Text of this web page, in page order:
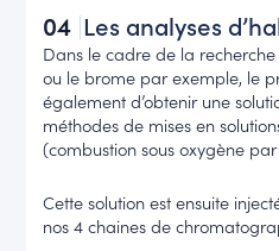
04 Les analyses
Dans le cadre de la
ou le brome par exemple, le
également d’obtenir une
méthodes de mises en
(combustion sous oxygène
Cette solution est ensuite
nos 4 chaines de